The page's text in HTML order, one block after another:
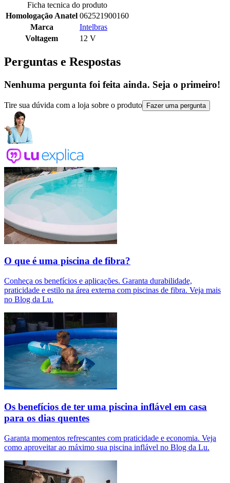
Ficha tecnica do produto
Homologação Anatel 062521900160
Marca
Intelbras
Voltagem
12 V
Perguntas e Respostas
Nenhuma pergunta foi feita ainda. Seja o primeiro!
Tire sua dúvida com a loja sobre o produto Fazer uma pergunta
O que é uma piscina de fibra?
Conheça os benefícios e aplicações. Garanta durabilidade,
praticidade e estilo na área externa com piscinas de fibra. Veja mais
no Blog da Lu.
Os benefícios de ter uma piscina inflável em casa
para os dias quentes
Garanta momentos refrescantes com praticidade e economia. Veja
como aproveitar ao máximo sua piscina inflável no Blog da Lu.